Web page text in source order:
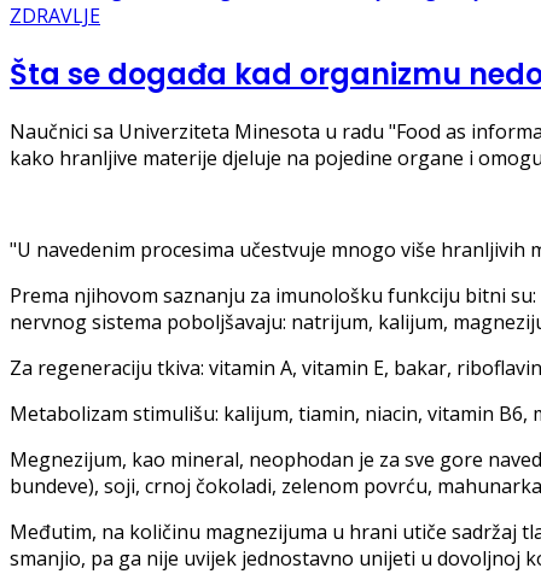
ZDRAVLJE
Šta se događa kad organizmu
Naučnici sa Univerziteta Minesota u radu "Food as
kako hranljive materije djeluje na pojedine organe i
"U navedenim procesima učestvuje mnogo više hranljivih
Prema njihovom saznanju za imunološku funkciju bitni
nervnog sistema poboljšavaju: natrijum, kalijum,
Za regeneraciju tkiva: vitamin A, vitamin E, bakar,
Metabolizam stimulišu: kalijum, tiamin, niacin, vitamin
Megnezijum, kao mineral, neophodan je za sve gore
bundeve), soji, crnoj čokoladi, zelenom povrću,
Međutim, na količinu magnezijuma u ​​hrani utiče sadržaj
smanjio, pa ga nije uvijek jednostavno unijeti u dovoljnoj